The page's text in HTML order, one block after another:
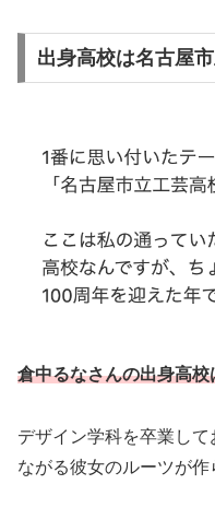
出身高校は名古屋
倉中るなさんの出身高
デザイン学科を卒業し
ながる彼女のルーツが作